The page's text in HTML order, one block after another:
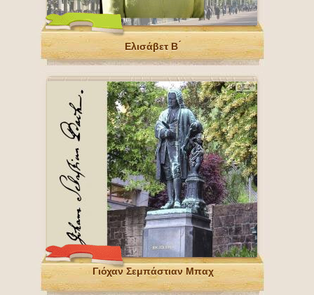
Ελισάβετ Β ́
Γιόχαν Σεμπάστιαν Μπαχ